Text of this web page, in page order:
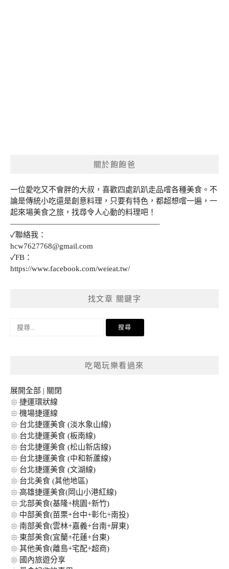
關於飽飽爸
一位愛吃又不會胖的大叔，喜歡四處趴趴走品嚐各種美食。不
論是傳統小吃還是創意料理，只要有特色，都超想嚐一遍，一
起來場美食之旅，找尋令人心動的料理吧！
———————————————————–
✓聯絡我：
hcw7627768@gmail.com
✓FB：
https://www.facebook.com/weieat.tw/
找文章 關鍵字
搜
吃喝玩樂看過來
展開全部 | 關閉
捷運環狀線
機場捷運線
台北捷運美食 (淡水象山線)
台北捷運美食 (板南線)
台北捷運美食 (松山新店線)
台北捷運美食 (中和新蘆線)
台北捷運美食 (文湖線)
台北美食 (其他地區)
高雄捷運美食(岡山小港紅線)
北部美食(基隆+桃園+新竹)
中部美食(苗栗+台中+彰化+南投)
南部美食(雲林+嘉義+台南+屏東)
東部美食(宜蘭+花蓮+台東)
其他美食(離島+宅配+超商)
國內旅遊分享